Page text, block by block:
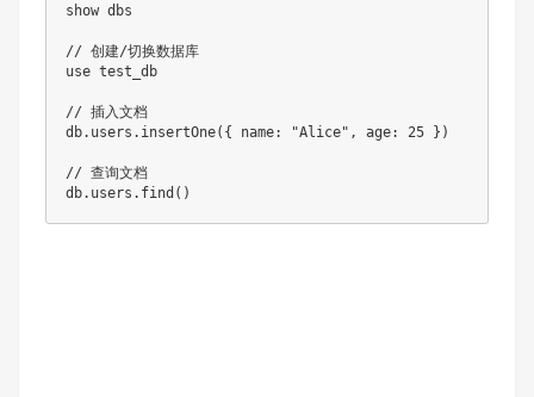
show dbs
// 创建/切换数据库
use test_db
// 插入文档
db.users.insertOne({ name: "Alice", age: 25 })
// 查询文档
db.users.find()